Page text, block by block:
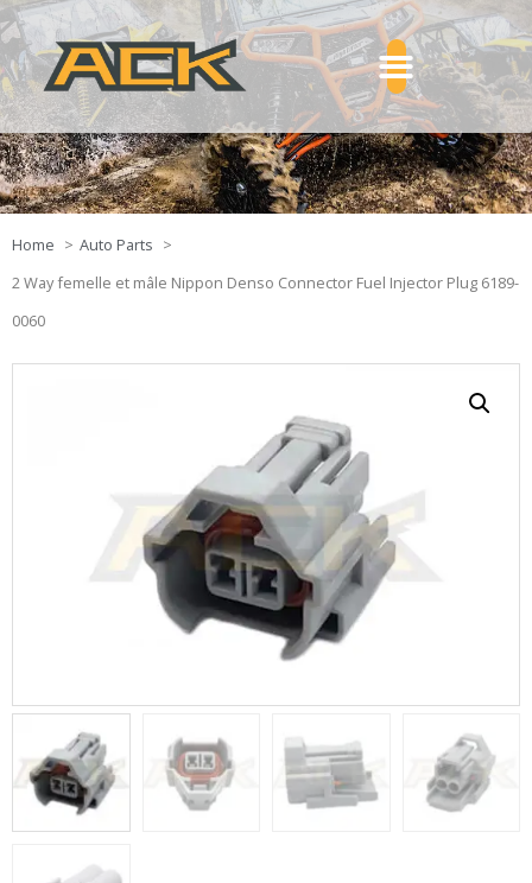
Home
Auto Parts
2 Way femelle et mâle Nippon Denso Connector Fuel Injector Plug 6189-
0060